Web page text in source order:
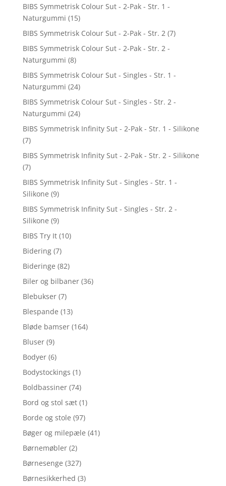
BIBS Symmetrisk Colour Sut - 2-Pak - Str. 1 -
Naturgummi (15)
BIBS Symmetrisk Colour Sut - 2-Pak - Str. 2 (7)
BIBS Symmetrisk Colour Sut - 2-Pak - Str. 2 -
Naturgummi (8)
BIBS Symmetrisk Colour Sut - Singles - Str. 1 -
Naturgummi (24)
BIBS Symmetrisk Colour Sut - Singles - Str. 2 -
Naturgummi (24)
BIBS Symmetrisk Infinity Sut - 2-Pak - Str. 1 - Silikone
(7)
BIBS Symmetrisk Infinity Sut - 2-Pak - Str. 2 - Silikone
(7)
BIBS Symmetrisk Infinity Sut - Singles - Str. 1 -
Silikone (9)
BIBS Symmetrisk Infinity Sut - Singles - Str. 2 -
Silikone (9)
BIBS Try It (10)
Bidering (7)
Bideringe (82)
Biler og bilbaner (36)
Blebukser (7)
Blespande (13)
Bløde bamser (164)
Bluser (9)
Bodyer (6)
Bodystockings (1)
Boldbassiner (74)
Bord og stol sæt (1)
Borde og stole (97)
Bøger og milepæle (41)
Børnemøbler (2)
Børnesenge (327)
Børnesikkerhed (3)